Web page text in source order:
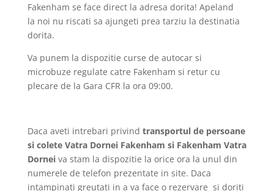
Fakenham se face direct la adresa dorita! Apeland
la noi nu riscati sa ajungeti prea tarziu la destinatia
dorita.
Va punem la dispozitie curse de autocar si
microbuze regulate catre Fakenham si retur cu
plecare de la Gara CFR la ora 09:00.
Daca aveti intrebari privind transportul de persoane
si colete Vatra Dornei Fakenham si Fakenham Vatra
Dornei va stam la dispozitie la orice ora la unul din
numerele de telefon prezentate in site. Daca
intampinati greutati in a va face o rezervare si doriti